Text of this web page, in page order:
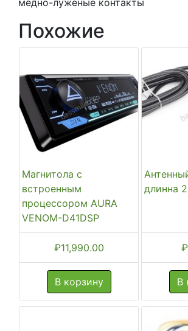
медно-луженые контакты
Похожие
Магнитола с
встроенным
процессором AURA
VENOM-D41DSP
₽11,990.00
В корзину
длинна
₽
В